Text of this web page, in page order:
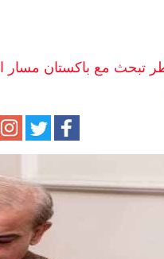
تبحث مع باكستان مسار